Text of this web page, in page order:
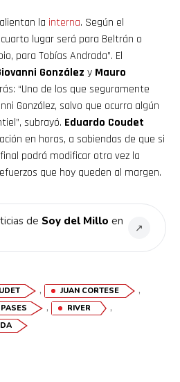
la interna. Según el
lugar será para Beltrán o
para Tobías Andrada”. El
González y Mauro
“Uno de los que seguramente
González, salvo que ocurra algún
subrayó. Eduardo Coudet
en horas, a sabiendas de que si
podrá modificar otra vez la
que hoy queden al margen.
de Soy del Millo en
↗
, JUAN CORTESE ,
, RIVER ,